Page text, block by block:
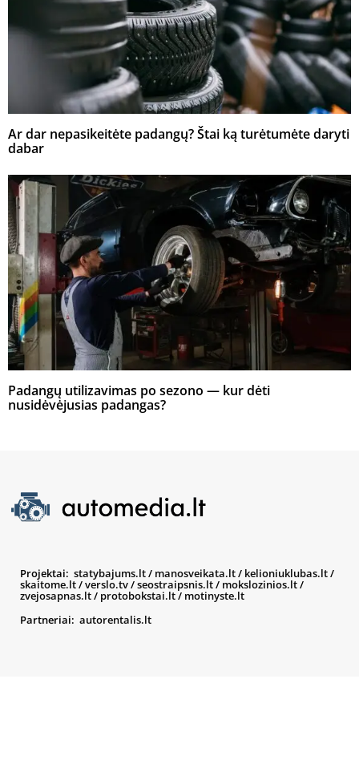
Ar dar nepasikeitėte padangų? Štai ką turėtumėte daryti
dabar
Padangų utilizavimas po sezono — kur dėti
nusidėvėjusias padangas?
Projektai: statybajums.lt/ manosveikata.lt/ kelioniuklubas.lt/
skaitome.lt/verslo.tv/seostraipsnis.lt/ mokslozinios.lt/
zvejosapnas.lt/ protobokstai.lt/ motinyste.lt
Partneriai: autorentalis.lt